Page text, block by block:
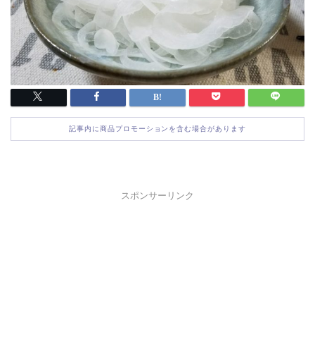
記事内に商品プロモーションを含む場合があります
スポンサーリンク